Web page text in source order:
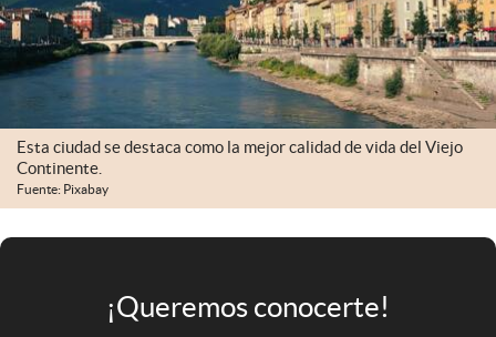
El Cronista Studio
Mediakit
Argentina
Esta ciudad se destaca como la mejor calidad de vida del Viejo
Continente.
Fuente: Pixabay
¡Queremos conocerte!